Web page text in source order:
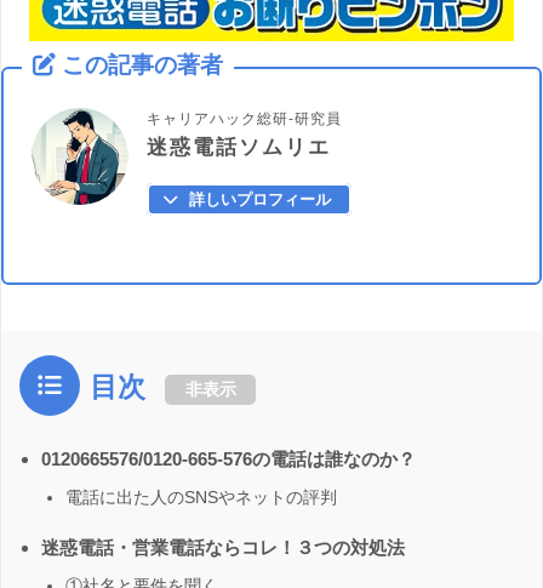
この記事の著者
キャリアハック総研-研究員
迷惑電話ソムリエ
詳しいプロフィール
目次 非表示
0120665576/0120-665-576の電話は誰なのか？
電話に出た人のSNSやネットの評判
迷惑電話・営業電話ならコレ！３つの対処法